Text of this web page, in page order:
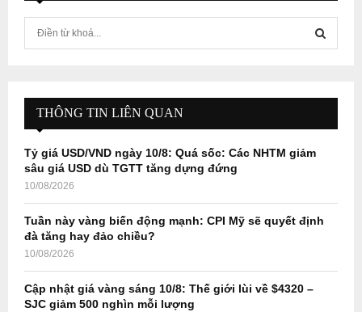
f
r
E
A
H
THÔNG TIN LIÊN QUAN
Tỷ giá USD/VND ngày 10/8: Quá sốc: Các NHTM giảm
sâu giá USD dù TGTT tăng dựng đứng
10/08/2026
Tuần này vàng biến động mạnh: CPI Mỹ sẽ quyết định
đà tăng hay đảo chiều?
10/08/2026
Cập nhật giá vàng sáng 10/8: Thế giới lùi về $4320 –
SJC giảm 500 nghìn mỗi lượng